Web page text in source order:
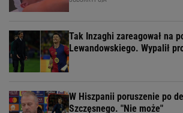
Tak Inzaghi zareagował na
Lewandowskiego. Wypalił
W Hiszpanii poruszenie po
Szczęsnego. "Nie może"